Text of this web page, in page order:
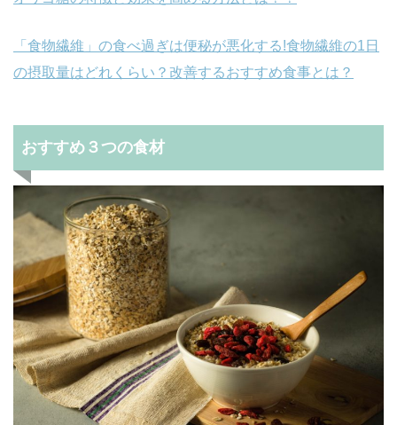
「食物繊維」の食べ過ぎは便秘が悪化する!食物繊維の1日
の摂取量はどれくらい？改善するおすすめ食事とは？
おすすめ３つの食材